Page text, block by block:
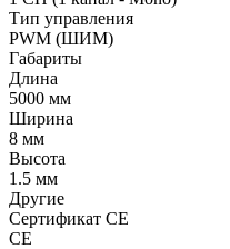
Тип управления
PWM (ШИМ)
Габариты
Длина
5000 мм
Ширина
8 мм
Высота
1.5 мм
Другие
Сертификат CE
CE